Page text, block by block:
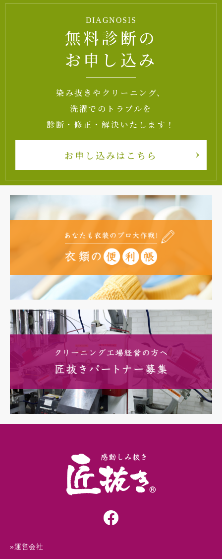
DIAGNOSIS
無料診断の
お申し込み
染み抜きやクリーニング、
洗濯でのトラブルを
診断・修正・解決いたします！
お申し込みはこちら
»運営会社